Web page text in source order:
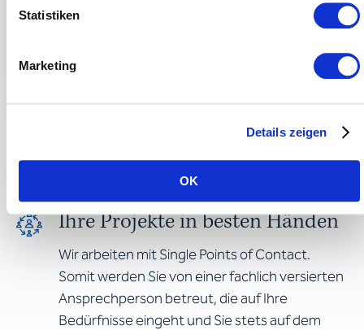
Statistiken
Marketing
Details zeigen
OK
Zusammenarbeit
Qualität schätzen sie unsere Werte wie
Zuverlässigkeit, Transparenz und Fairness.
Ihre Projekte in besten Händen
Wir arbeiten mit Single Points of Contact.
Somit werden Sie von einer fachlich versierten
Ansprechperson betreut, die auf Ihre
Bedürfnisse eingeht und Sie stets auf dem